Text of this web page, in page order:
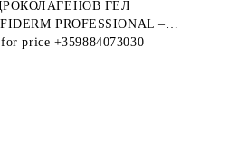
ГЕЛ
PROFESSIONAL –
ЗА ДЪЛБОКА
price +359884073030